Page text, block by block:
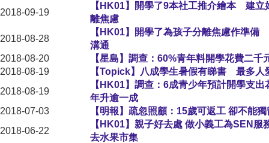
2018-09-19
【HK01】開學了9本社工推介繪本 建
離焦慮
2018-08-28
【HK01】開學了為孩子分離焦慮作準備
溝通
2018-08-20
【星島】調查：60%青年料開學花費二千
2018-08-19
【Topick】八成學生暑假有睇書 最多人
2018-08-19
【HK01】調查：6成青少年預計開學支
年升逾一成
2018-07-03
【明報】疏忽照顧：15歲可返工 卻不能
2018-06-22
【HK01】親子好去處 做小義工為SEN
去水果市集